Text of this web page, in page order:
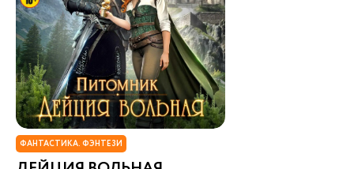
ФАНТАСТИКА. ФЭНТЕЗИ